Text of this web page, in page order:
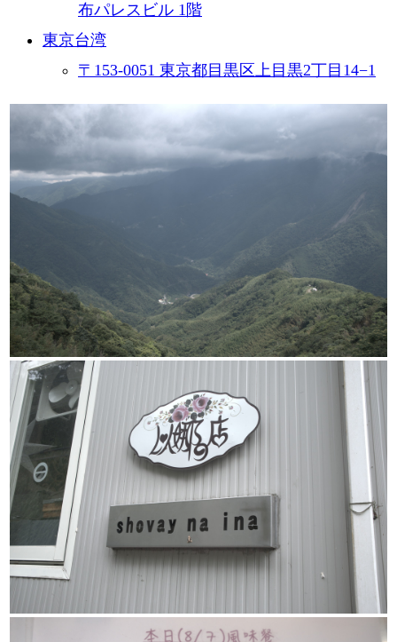
布パレスビル 1階
東京台湾
〒153-0051 東京都目黒区上目黒2丁目14−1